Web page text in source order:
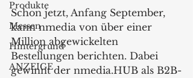
Produkte
Messen
Hintergrund
ANZEIGE
Schon jetzt, Anfang September,
kann nmedia von über einer
Million abgewickelten
Bestellungen berichten. Dabei
gewinnt der nmedia.HUB als B2B-